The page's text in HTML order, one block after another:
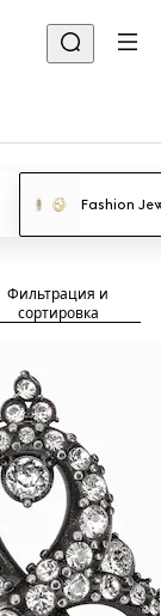
Fashion
Фильтрация и
сортировка